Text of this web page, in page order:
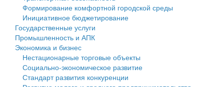
Государственные услуги
Промышленность и АПК
Экономика и бизнес
Символика
Устав
Гостям округа
Туризм
муниципального округа Тверской области
Администрация Кашинского муниципального округа
Тверской области
Управление сельскими территориями
Финансовое управление
Бюджет для граждан
Имущество
Выявление правообладателей ранее учтенных
Формирование комфортной городской среды
Инициативное бюджетирование
Государственные услуги
Промышленность и АПК
Экономика и бизнес
Нестационарные торговые объекты
Социально-экономическое развитие
Стандарт развития конкуренции